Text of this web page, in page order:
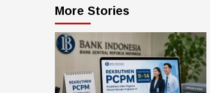
More Stories